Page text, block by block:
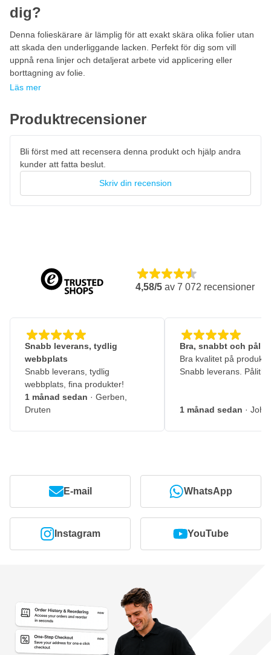
dig?
Denna folieskärare är lämplig för att exakt skära olika folier utan
att skada den underliggande lacken. Perfekt för dig som vill
uppnå rena linjer och detaljerat arbete vid applicering eller
borttagning av folie.
Läs mer
Produktrecensioner
Bli först med att recensera denna produkt och hjälp andra
kunder att fatta beslut.
Skriv din recension
4,58/5 av 7 072 recensioner
Snabb leverans, tydlig
webbplats
Snabb leverans, tydlig
webbplats, fina produkter!
1 månad sedan · Gerben,
Druten
Bra, snabbt och
Bra kvalitet på
Snabb leverans.
1 månad sedan ·
E-mail WhatsApp
Instagram YouTube